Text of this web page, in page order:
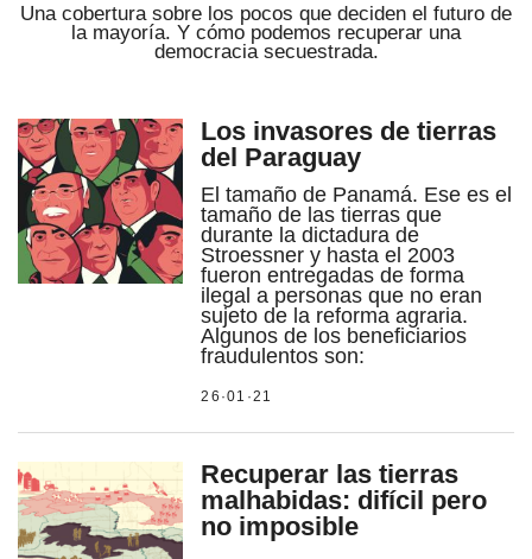
Una cobertura sobre los pocos que deciden el futuro de
la mayoría. Y cómo podemos recuperar una
democracia secuestrada.
Los invasores de tierras
del Paraguay
El tamaño de Panamá. Ese es el
tamaño de las tierras que
durante la dictadura de
Stroessner y hasta el 2003
fueron entregadas de forma
ilegal a personas que no eran
sujeto de la reforma agraria.
Algunos de los beneficiarios
fraudulentos son:
26·01·21
Recuperar las tierras
malhabidas: difícil pero
no imposible